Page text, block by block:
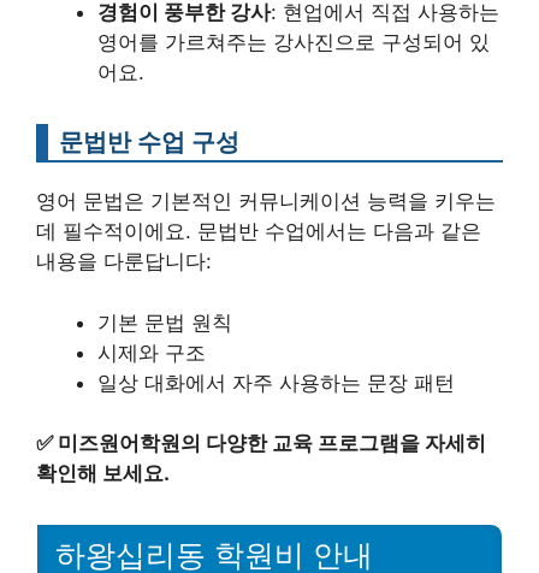
경험이 풍부한 강사: 현업에서 직접 사용하는
영어를 가르쳐주는 강사진으로 구성되어 있
어요.
문법반 수업 구성
영어 문법은 기본적인 커뮤니케이션 능력을 키우는
데 필수적이에요. 문법반 수업에서는 다음과 같은
내용을 다룬답니다:
기본 문법 원칙
시제와 구조
일상 대화에서 자주 사용하는 문장 패턴
✅ 미즈원어학원의 다양한 교육 프로그램을 자세히
확인해 보세요.
하왕십리동 학원비 안내